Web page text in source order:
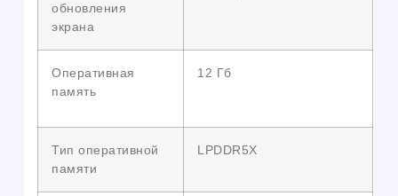
обновления
экрана
Оперативная
память
12 Гб
Тип оперативной
памяти
LPDDR5X